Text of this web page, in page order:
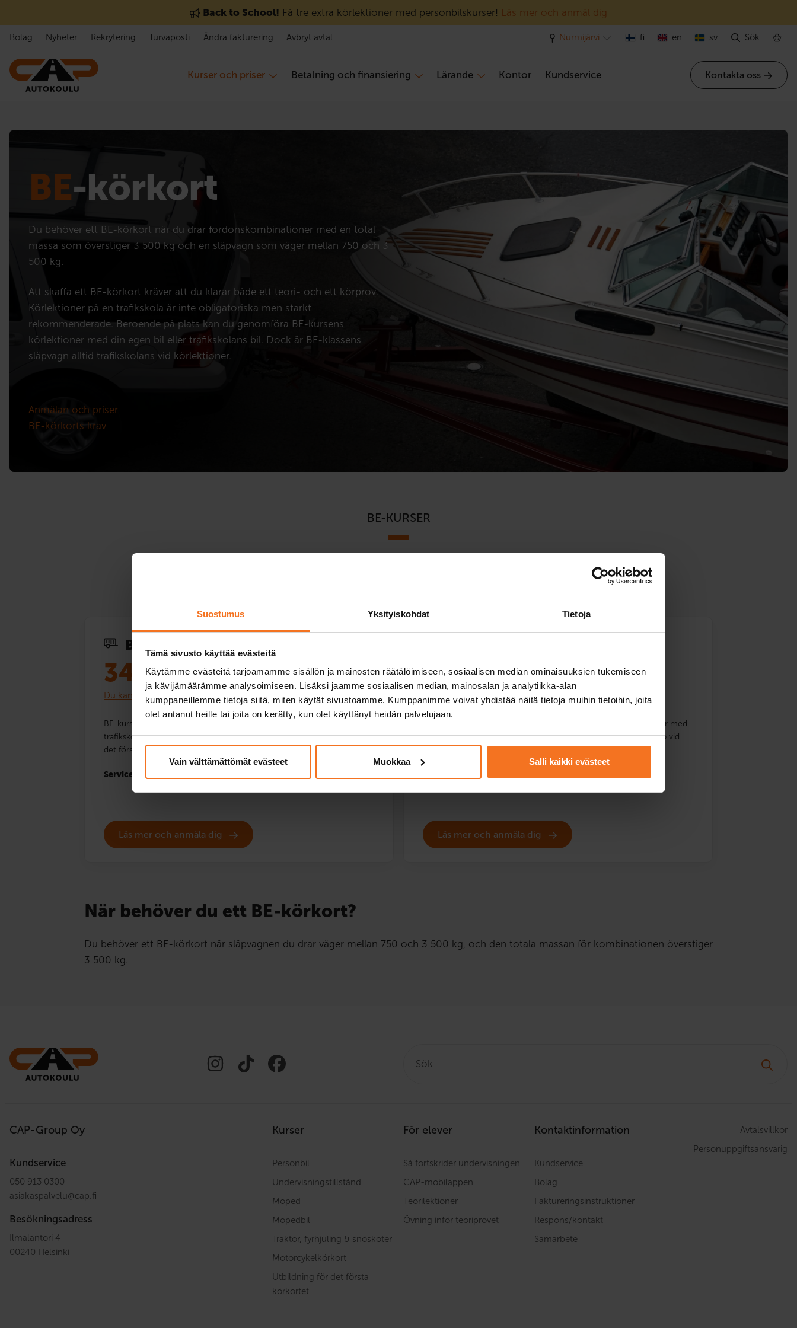
Suostumus Yksityiskohdat Tietoja
Tämä sivusto käyttää evästeitä
Käytämme evästeitä tarjoamamme sisällön ja mainosten räätälöimiseen, sosiaalisen median ominaisuuksien tukemiseen
ja kävijämäärämme analysoimiseen. Lisäksi jaamme sosiaalisen median, mainosalan ja analytiikka-alan
kumppaneillemme tietoja siitä, miten käytät sivustoamme. Kumppanimme voivat yhdistää näitä tietoja muihin tietoihin, joita
olet antanut heille tai joita on kerätty, kun olet käyttänyt heidän palvelujaan.
Vain välttämättömät evästeet Muokkaa Salli kaikki evästeet
Back to School! Få tre extra körlektioner med personbilskurser! Läs mer och anmäl dig
Kurser och priser Betalning och finansiering Lärande Kontor Kundservice Kontakta oss
Bolag Nyheter Rekrytering Turvaposti Ändra fakturering Avbryt avtal Nurmijärvi fi en sv Sök
BE-körkort
Du behöver ett BE-körkort när du drar fordonskombinationer med en total
massa som överstiger 3 500 kg och en släpvagn som väger mellan 750 och 3
500 kg.
Att skaffa ett BE-körkort kräver att du klarar både ett teori- och ett körprov.
Körlektioner på en trafikskola är inte obligatoriska men starkt
rekommenderade. Beroende på plats kan du genomföra BE-kursens
körlektioner med din egen bil eller trafikskolans bil. Dock är BE-klassens
släpvagn alltid trafikskolans vid körlektioner.
Anmälan och priser
BE-körkorts krav
BE-KURSER
BE-paket (1 körlektion)
348 €
Du kan också betala via avbetalning
BE-kurs med trafikskolans bil och släp. Inkluderar en körlektion med
trafikskolans fordon samt användning av trafikskolans bil och släp vid
det första provet (manöver- och körprov).
Service språk:
Läs mer och anmäla dig
390 €
Du kan också betala via avbetalning
BE-kurs med trafikskolans bil och släp. Inkluderar två körlektioner med
trafikskolans fordon samt användning av trafikskolans bil och släp vid
det första provet (manöver- och körprov).
Läs mer och anmäla dig
När behöver du ett BE-körkort?
Du behöver ett BE-körkort när släpvagnen du drar väger mellan 750 och 3 500 kg, och den totala massan för kombinationen överstiger
3 500 kg.
CAP-Group Oy
Kundservice
050 913 0300
asiakaspalvelu@cap.fi
Besökningsadress
Ilmalantori 4
00240 Helsinki
Kurser
Personbil
Undervisningstillstånd
Moped
Mopedbil
Traktor, fyrhjuling & snöskoter
Motorcykelkörkort
Utbildning för det första
körkortet
För elever
Så fortskrider undervisningen
CAP-mobilappen
Teorilektioner
Övning inför teoriprovet
Kontaktinformation
Kundservice
Bolag
Faktureringsinstruktioner
Respons/kontakt
Samarbete
Avtalsvillkor
Personuppgiftsansvarig